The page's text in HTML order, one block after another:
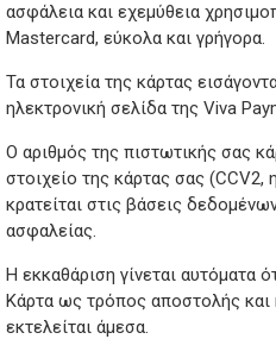
ασφάλεια και εχεμύθεια
Mastercard, εύκολα και γρήγορα.
Τα στοιχεία της κάρτας
ηλεκτρονική σελίδα της Viva
Ο αριθμός της πιστωτικής σας
στοιχείο της κάρτας σας (CCV2,
κρατείται στις βάσεις
ασφαλείας.
Η εκκαθάριση γίνεται αυτόματα
Κάρτα ως τρόπος αποστολής και
εκτελείται άμεσα.